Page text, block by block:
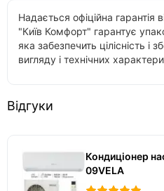
Надається офіційна гарантія
"Київ Комфорт" гарантує
яка забезпечить цілісність і
вигляду і технічних
Відгуки
Кондиціонер
09VELA